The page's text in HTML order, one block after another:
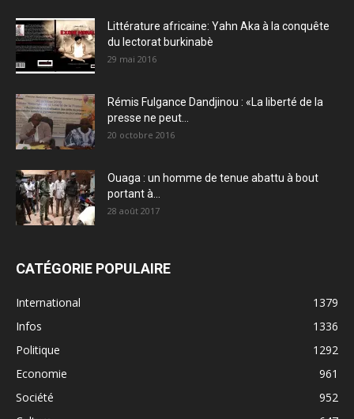
Littérature africaine: Yahn Aka à la conquête
du lectorat burkinabè
29 mai 2016
Rémis Fulgance Dandjinou : «La liberté de la
presse ne peut...
20 octobre 2016
Ouaga : un homme de tenue abattu à bout
portant à...
28 août 2017
CATÉGORIE POPULAIRE
International
1379
Infos
1336
Politique
1292
Economie
961
Société
952